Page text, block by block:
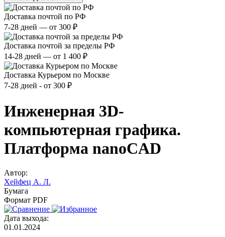
Доставка почтой по РФ
7-28 дней — от 300 ₽
Доставка почтой за пределы РФ
14-28 дней — от 1 400 ₽
Доставка Курьером по Москве
7-28 дней - от 300 ₽
Инженерная 3D-
компьютерная графика.
Платформа nanoCAD
Автор:
Хейфец А. Л.
Бумага
Формат PDF
Дата выхода:
01.01.2024